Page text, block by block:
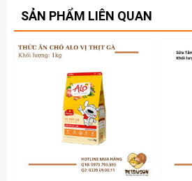
Chú ý: Chỉ sử dụng ngoài da. Tránh
tầm tay trẻ em. Ngừng sử dụng sản
Bảo quản ở nơi khô mát, tránh ánh
Xem thêm các loại Dụng Cụ Vệ
https://www.petsaigon.vn/dung-cu-
SẢN PHẨM LIÊN QUAN